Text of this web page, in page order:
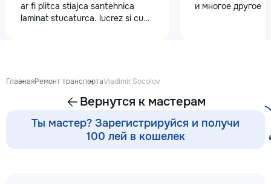
ar fi plitca stiajca santehnica
laminat stucaturca. lucrez si cu
и многое другое
ГлавнаяРемонт транспортаVladimir Socolov
Вернутся к мастерам
Ты мастер? Зарегистрируйся и получи
100 лей в кошелек